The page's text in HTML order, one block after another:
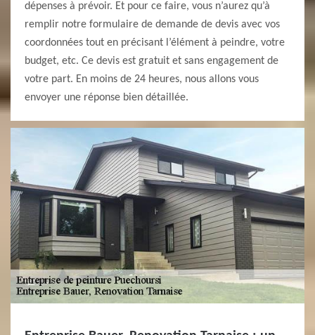
dépenses à prévoir. Et pour ce faire, vous n’aurez qu’à
remplir notre formulaire de demande de devis avec vos
coordonnées tout en précisant l’élément à peindre, votre
budget, etc. Ce devis est gratuit et sans engagement de
votre part. En moins de 24 heures, nous allons vous
envoyer une réponse bien détaillée.